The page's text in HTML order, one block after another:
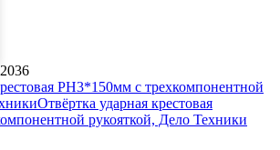
PH3*150мм с трехкомпонентной
Отвёртка ударная крестовая
рукояткой, Дело Техники